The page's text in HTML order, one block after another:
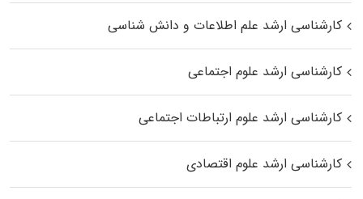
کارشناسی ارشد علم اطلاعات و دانش شناسی
کارشناسی ارشد علوم اجتماعی
کارشناسی ارشد علوم ارتباطات اجتماعی
کارشناسی ارشد علوم اقتصادی